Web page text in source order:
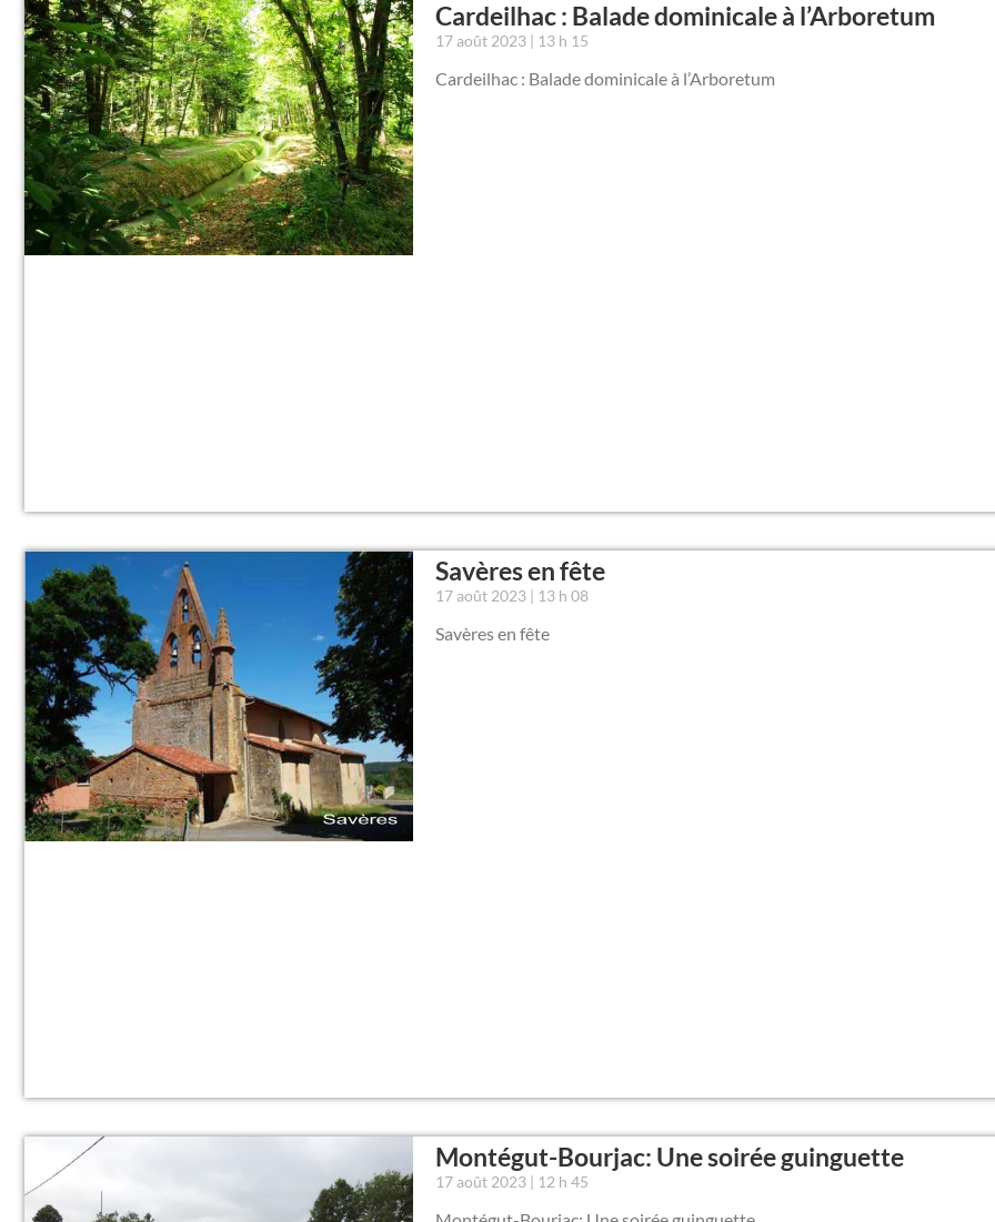
Cardeilhac : Balade dominicale à l’Arboretum
17 août 2023 13 h 15
Cardeilhac : Balade dominicale à l’Arboretum
Savères en fête
17 août 2023 13 h 08
Savères en fête
Montégut-Bourjac: Une soirée guinguette
17 août 2023 12 h 45